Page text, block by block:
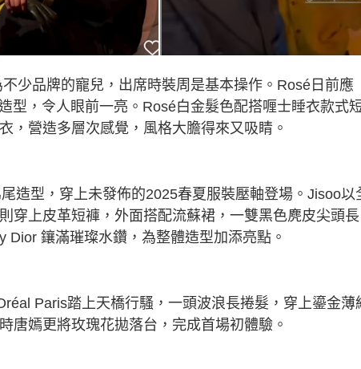
不少品牌的寵兒，出席時裝周是基本操作。Rosé日前應
型，令人眼前一亮。Rosé白金髮色配搭喱士睡衣款式
，營造多層次感覺，風格大膽得來又吸睛。
造型，穿上未發佈的2025春夏服裝壓軸登場。Jisoo以
穿上皮革短褲，外面搭配流蘇裙，一雙黑色麂皮尖頭長
鑲滿璀璨水鑽，為整體造型加添亮點。
Paris踏上天橋行騷，一頭波浪長捲髮，穿上鎏金薄
唐嫣更將玫瑰花拋落台，完成首場初體驗。